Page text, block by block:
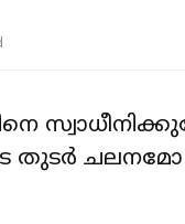
തുടർ ചലനമോ